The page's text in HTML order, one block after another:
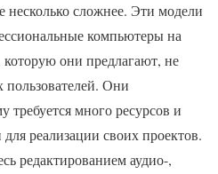
сложнее. Эти модели
компьютеры на
они предлагают, не
Они
требуется много ресурсов и
реализации своих проектов.
редактированием аудио-,